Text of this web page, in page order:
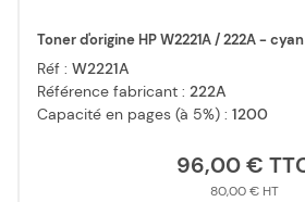
Toner d'origine HP W2221A / 222A - cyan
Réf : W2221A
Référence fabricant : 222A
Capacité en pages (à 5%) : 1200
96,00 €
80,00 €